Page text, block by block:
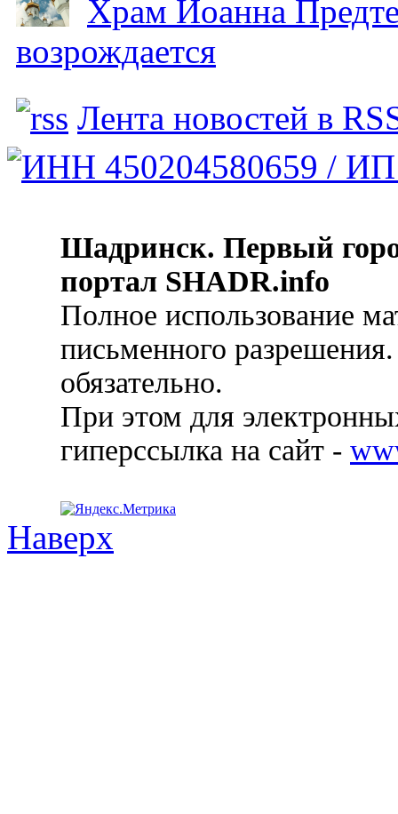
Храм Иоанна
возрождается
Лента новостей в
Шадринск. Первый
портал SHADR.info
Полное использование
письменного
обязательно.
При этом для
гиперссылка на сайт -
Наверх